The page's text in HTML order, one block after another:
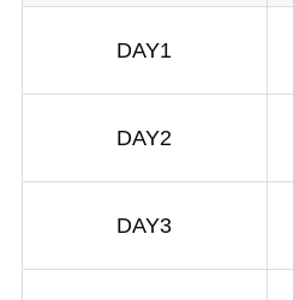
DAY1
DAY2
DAY3